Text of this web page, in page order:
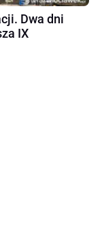
Dwa dni
IX